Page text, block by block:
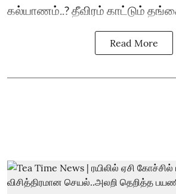
கல்யாணம்..? தீவிரம் காட்டும்
Read More